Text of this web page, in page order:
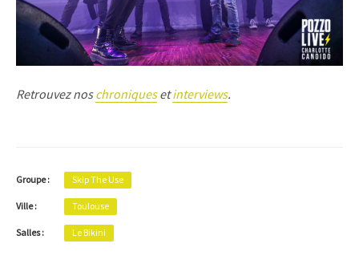
Retrouvez noschroniquesetinterviews.
Groupe : Skip The Use
Ville : Toulouse
Salles : Le Bikini